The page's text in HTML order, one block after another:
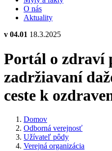
O nás
Aktuality
v 04.01 18.3.2025
Portál o zdraví
zadržiavaní
ceste k
Domov
Odborná verejnosť
Užívateľ pôdy
Verejná organizácia